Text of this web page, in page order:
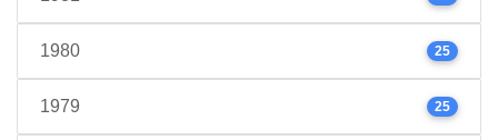
1980 25
1979 25